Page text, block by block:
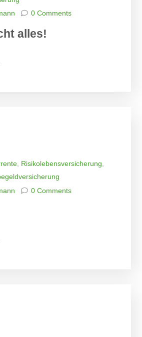
0 Comments
alles!
, Risikolebensversicherung,
0 Comments